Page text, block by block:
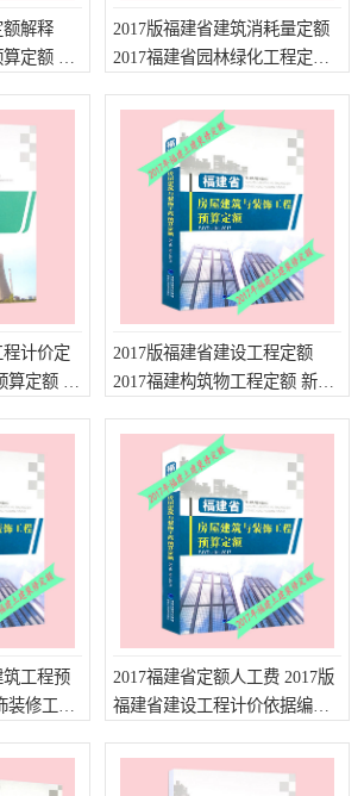
额解释
定额 福
2017版福建省建筑消耗量定额
2017福建省园林绿化工程定额
程计价定
定额 福
2017版福建省建设工程定额
2017福建构筑物工程定额 新版
筑工程预
修工程
2017福建省定额人工费 2017版
福建省建设工程计价依据编制
额 铁路概预算定额
工程定 地质灾害治理工程质量检
验评定标准
预算定 内河沿海港口疏浚定额
黑龙江建设工程计价定额
浙江省建设工程预算定额
定额 重庆市建设工程计价定额
价定额 深圳市建设工程消耗量定
额
河南省建设工程预算定额
算定额 2020民法典
预算定 宁夏建设工程计价定额
概算定 河北省建设工程消耗量定
额
定额 20kv及以下配电网工程预
算定额
预算定 全国消耗量工程定额